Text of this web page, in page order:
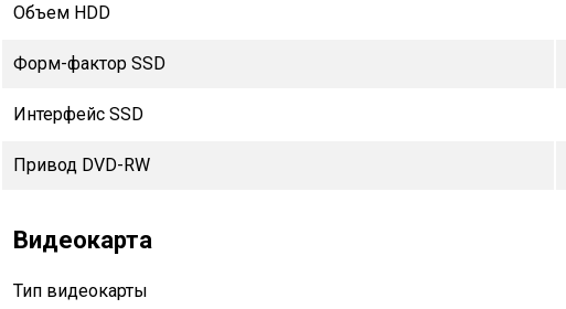
Объем HDD
Форм-фактор SSD
Интерфейс SSD
Привод DVD-RW
Видеокарта
Тип видеокарты